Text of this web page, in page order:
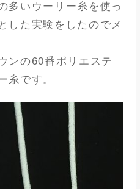
多いウーリー糸を使っ
した実験をしたのでメ
ンの60番ポリエステ
糸です。